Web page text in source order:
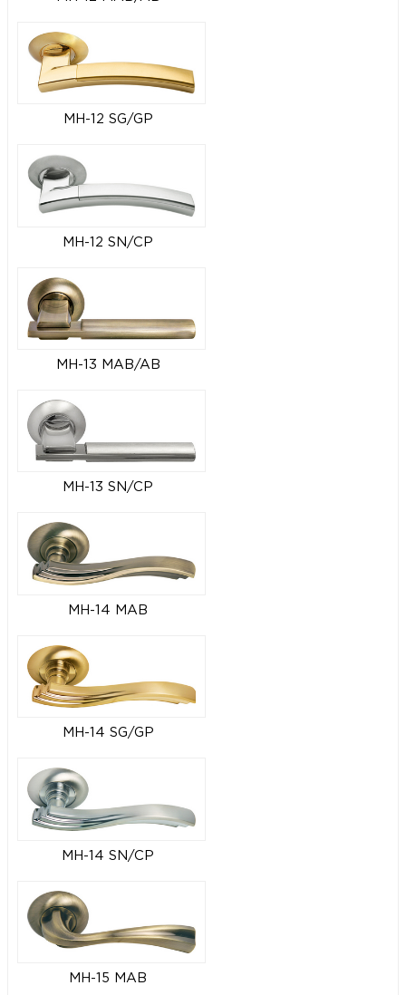
MH-12 SG/GP
MH-12 SN/CP
MH-13 MAB/AB
MH-13 SN/CP
MH-14 MAB
MH-14 SG/GP
MH-14 SN/CP
MH-15 MAB